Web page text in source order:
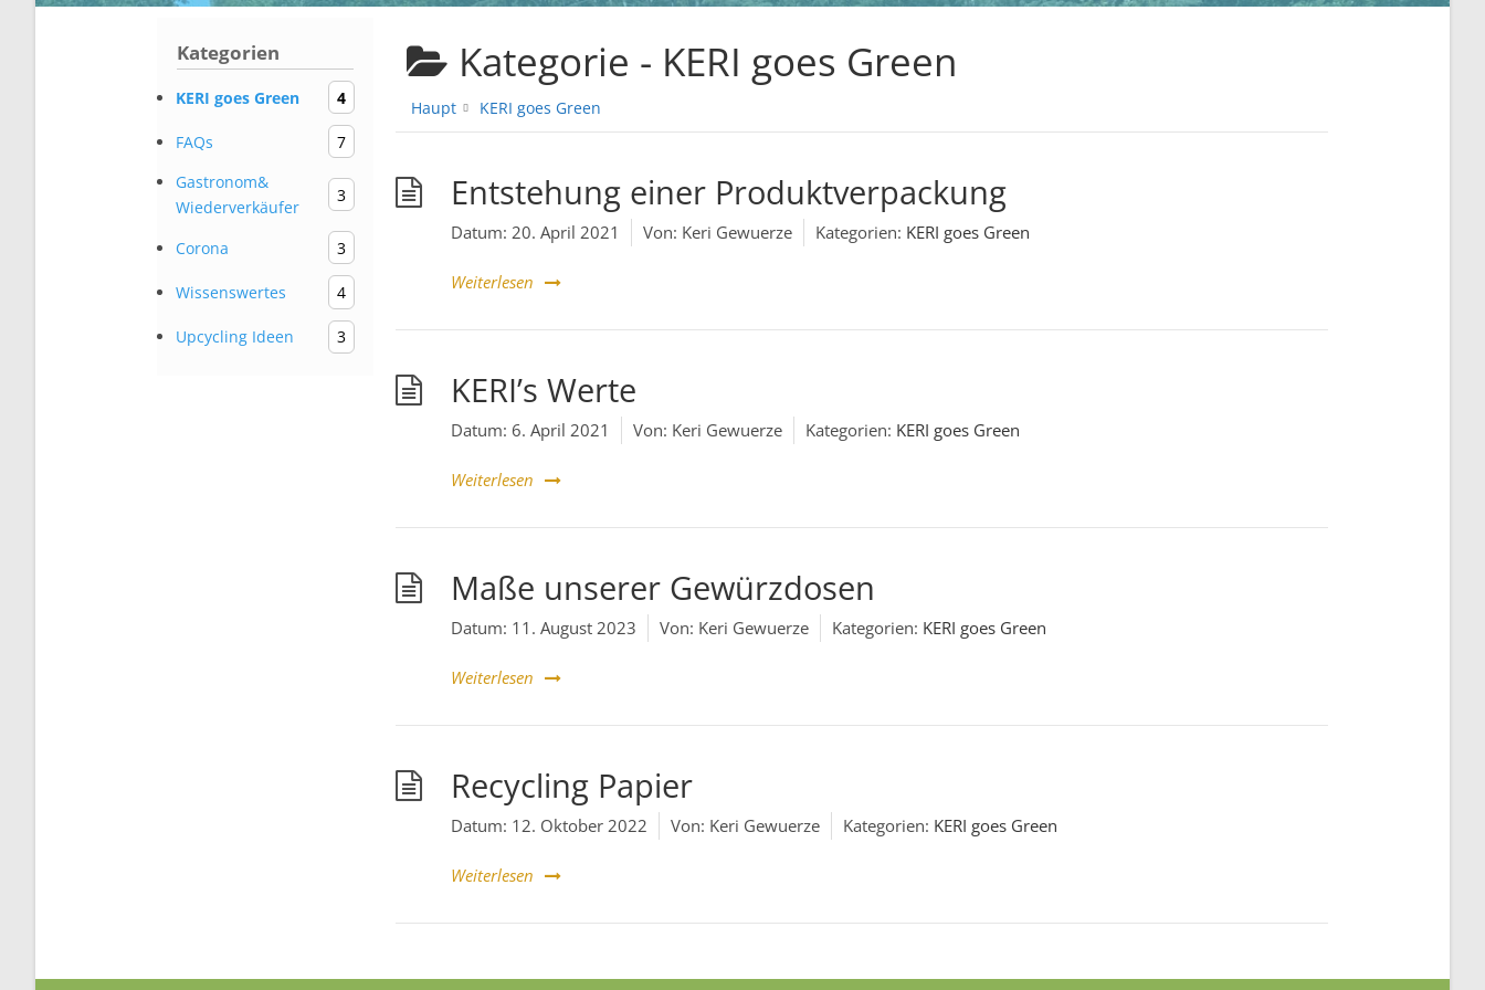
Kategorien
KERI goes Green 4
FAQs
7
Gastronom&
Wiederverkäufer
3
Corona 3
Wissenswertes 4
Upcycling Ideen 3
Kategorie - KERI goes Green
Haupt KERI goes Green
Entstehung einer Produktverpackung
Datum: 20. April 2021 Von: Keri Gewuerze Kategorien: KERI goes Green
Weiterlesen
KERI’s Werte
Datum: 6. April 2021 Von: Keri Gewuerze Kategorien: KERI goes Green
Weiterlesen
Maße unserer Gewürzdosen
Datum: 11. August 2023 Von: Keri Gewuerze Kategorien: KERI goes Green
Weiterlesen
Recycling Papier
Datum: 12. Oktober 2022 Von: Keri Gewuerze Kategorien: KERI goes Green
Weiterlesen